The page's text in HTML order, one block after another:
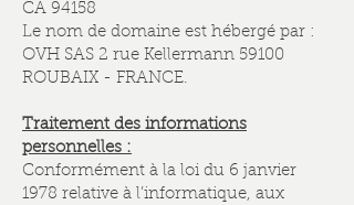
CA 94158
Le nom de domaine est hébergé par :
OVH SAS 2 rue Kellermann 59100
ROUBAIX - FRANCE.
Traitement des informations
personnelles :
Conformément à la loi du 6 janvier
1978 relative à l’informatique, aux